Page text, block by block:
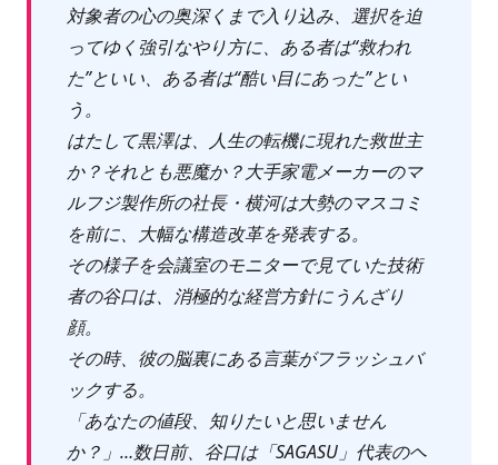
対象者の心の奥深くまで入り込み、選択を迫
ってゆく強引なやり方に、ある者は“救われ
た”といい、ある者は“酷い目にあった”とい
う。
はたして黒澤は、人生の転機に現れた救世主
か？それとも悪魔か？大手家電メーカーのマ
ルフジ製作所の社長・横河は大勢のマスコミ
を前に、大幅な構造改革を発表する。
その様子を会議室のモニターで見ていた技術
者の谷口は、消極的な経営方針にうんざり
顔。
その時、彼の脳裏にある言葉がフラッシュバ
ックする。
「あなたの値段、知りたいと思いません
か？」…数日前、谷口は「SAGASU」代表のヘ